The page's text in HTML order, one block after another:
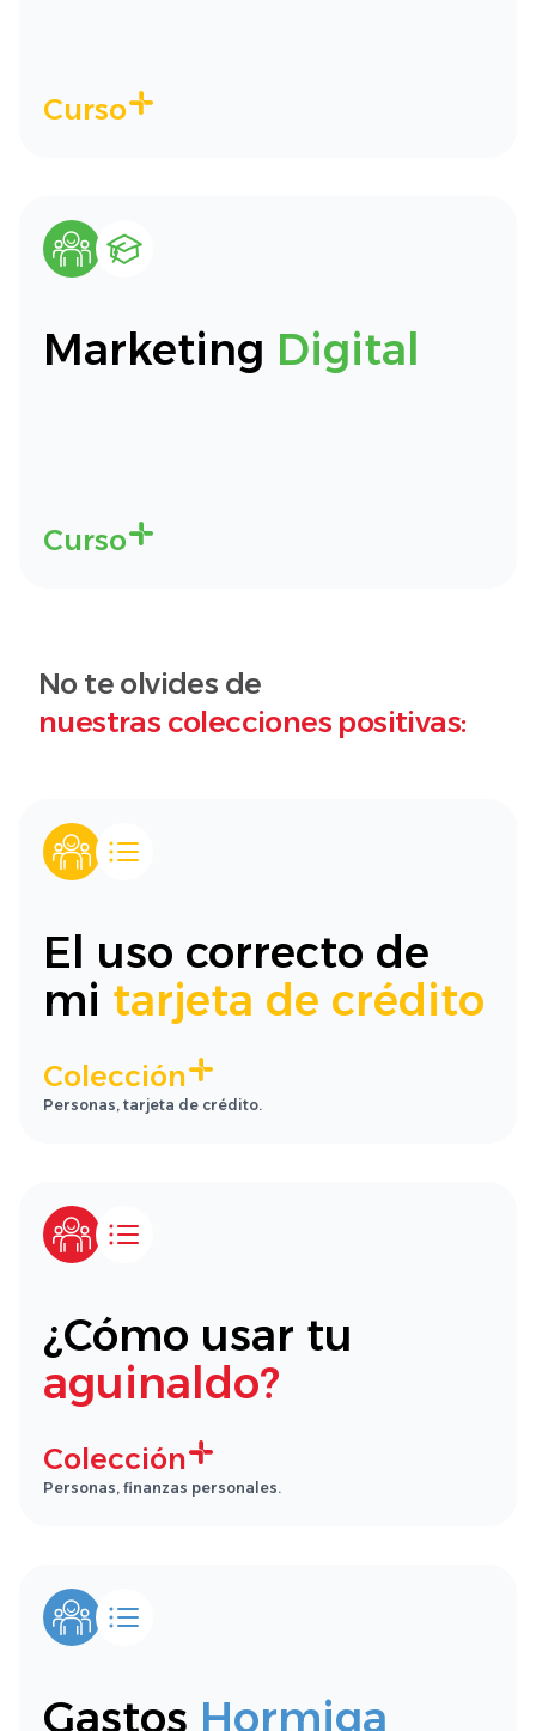
Curso
Marketing Digital
Curso
No te olvides de
nuestras colecciones positivas:
El uso correcto de
mi tarjeta de crédito
Colección
Personas, tarjeta de crédito.
¿Cómo usar tu
aguinaldo?
Colección
Personas, finanzas personales.
Gastos Hormiga